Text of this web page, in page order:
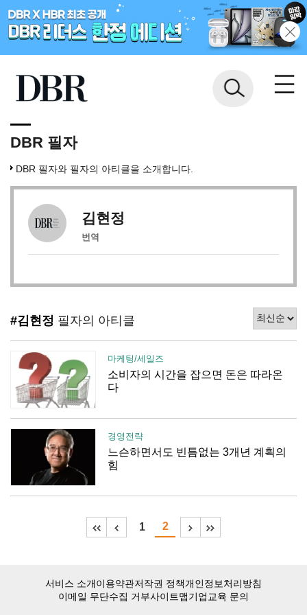
DBR 필자
DBR 필자와 필자의 아티클을 소개합니다.
김현정
번역
#김현정 필자의 아티클
마케팅/세일즈
소비자의 시간을 잡으면 돈은 따라온
다
경영전략
느슨하면서도 빈틈없는 3개년 계획의
힘
1 2
서비스 소개이용약관저작권 정책개인정보처리방침
이메일 무단수집 거부사이트맵기업교육 문의